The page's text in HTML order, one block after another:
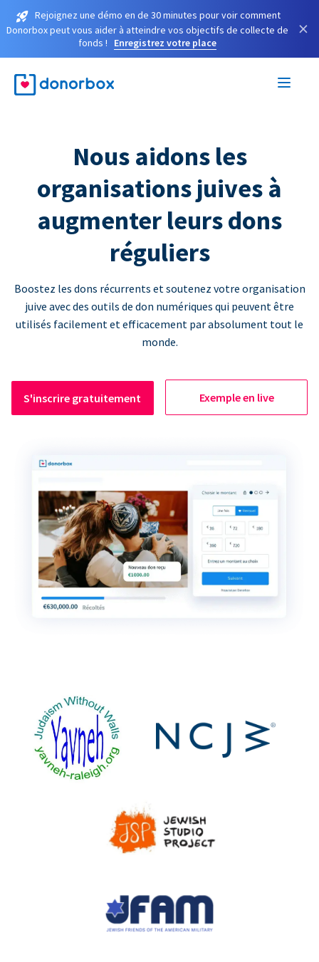
Rejoignez une démo en de 30 minutes pour voir comment
Donorbox peut vous aider à atteindre vos objectifs de collecte de
fonds !
Enregistrez votre place
×
Nous aidons les
organisations juives à
augmenter leurs dons
réguliers
Boostez les dons récurrents et soutenez votre organisation
juive avec des outils de don numériques qui peuvent être
utilisés facilement et efficacement par absolument tout le
monde.
S'inscrire gratuitement Exemple en live